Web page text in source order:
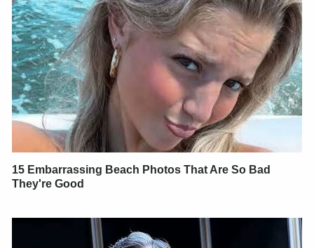
15 Embarrassing Beach Photos That Are So Bad
They're Good